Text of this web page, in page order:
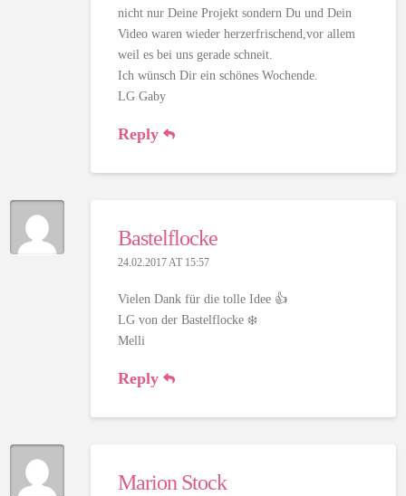
nicht nur Deine Projekt sondern Du und Dein
Video waren wieder herzerfrischend,vor allem
weil es bei uns gerade schneit.
Ich wünsch Dir ein schönes Wochende.
LG Gaby
Reply
Bastelflocke
24.02.2017 AT 15:57
Vielen Dank für die tolle Idee 👍
LG von der Bastelflocke ❄️
Melli
Reply
Marion Stock